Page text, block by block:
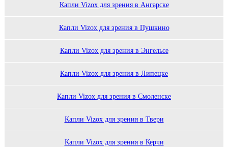
Капли Vizox для зрения в Ангарске
Капли Vizox для зрения в Пушкино
Капли Vizox для зрения в Энгельсе
Капли Vizox для зрения в Липецке
Капли Vizox для зрения в Смоленске
Капли Vizox для зрения в Твери
Капли Vizox для зрения в Керчи